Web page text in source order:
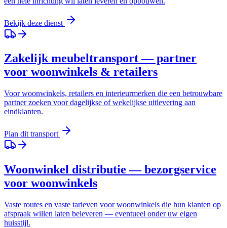
Bekijk deze dienst
Zakelijk meubeltransport — partner
voor woonwinkels & retailers
Voor woonwinkels, retailers en interieurmerken die een betrouwbare
partner zoeken voor dagelijkse of wekelijkse uitlevering aan
eindklanten.
Plan dit transport
Woonwinkel distributie — bezorgservice
voor woonwinkels
Vaste routes en vaste tarieven voor woonwinkels die hun klanten op
afspraak willen laten beleveren — eventueel onder uw eigen
huisstijl.